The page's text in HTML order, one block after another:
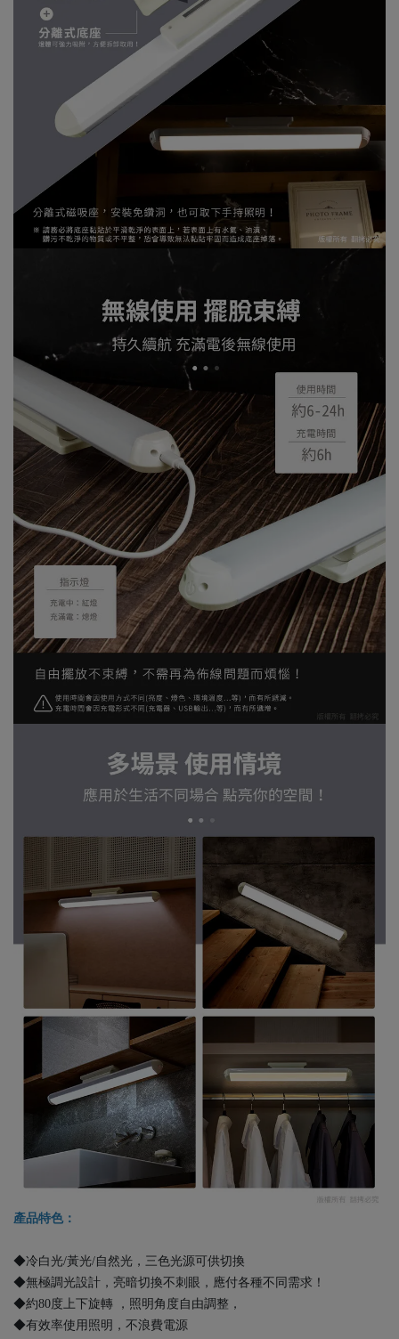
產品特色：
◆冷白光/黃光/自然光，三色光源可供切換
◆無極調光設計，亮暗切換不刺眼，應付各種不同需求！
◆約80度上下旋轉 ，照明角度自由調整，
◆有效率使用照明，不浪費電源